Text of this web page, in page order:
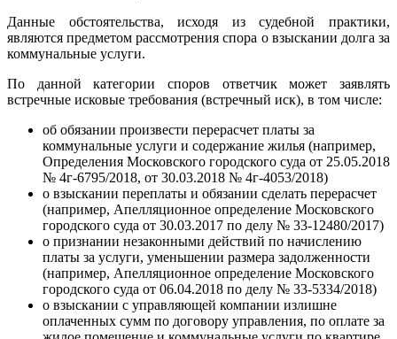
Данные обстоятельства, исходя из судебной практики,
являются предметом рассмотрения спора о взыскании долга за
коммунальные услуги.
По данной категории споров ответчик может заявлять
встречные исковые требования (встречный иск), в том числе:
об обязании произвести перерасчет платы за
коммунальные услуги и содержание жилья (например,
Определения Московского городского суда от 25.05.2018
№ 4г-6795/2018, от 30.03.2018 № 4г-4053/2018)
о взыскании переплаты и обязании сделать перерасчет
(например, Апелляционное определение Московского
городского суда от 30.03.2017 по делу № 33-12480/2017)
о признании незаконными действий по начислению
платы за услуги, уменьшении размера задолженности
(например, Апелляционное определение Московского
городского суда от 06.04.2018 по делу № 33-5334/2018)
о взыскании с управляющей компании излишне
оплаченных сумм по договору управления, по оплате за